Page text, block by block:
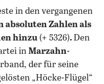
in den vergangenen
absoluten Zahlen als
hinzu (+ 5326).Den
in Marzahn-
der für seine
„Höcke-Flügel“